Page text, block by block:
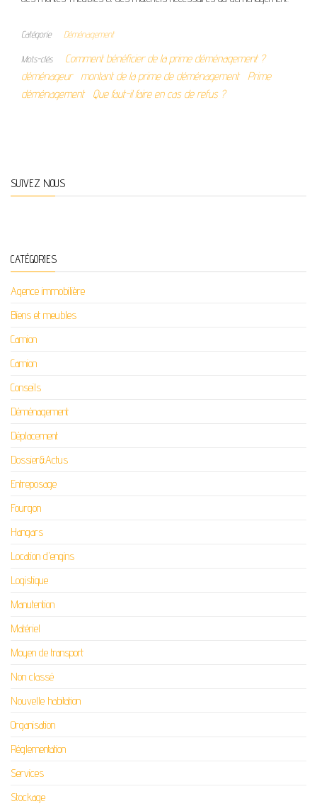
Catégorie Déménagement
Mots-clés
Comment bénéficier de la prime déménagement ?
déménageur
montant de la prime de déménagement
Prime
déménagement
Que faut-il faire en cas de refus ?
SUIVEZ NOUS
CATÉGORIES
Agence immobilière
Biens et meubles
Camion
Camion
Conseils
Déménagement
Déplacement
Dossier&Actus
Entreposage
Fourgon
Hangars
Location d'engins
Logistique
Manutention
Matériel
Moyen de transport
Non classé
Nouvelle habitation
Organisation
Réglementation
Services
Stockage